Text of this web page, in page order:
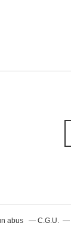
abus C.G.U.